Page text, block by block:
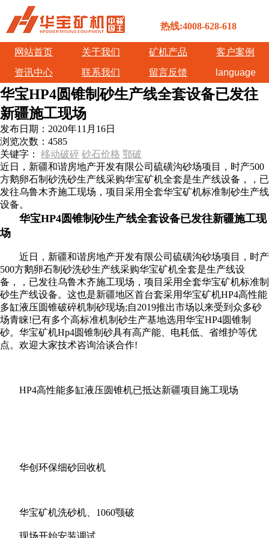
热线:4008-628-618
网站首页 关于我们 矿机产品
客户案例
资讯中心
联系我们 留言反馈 language
华宝HP4圆锥制砂生产线全套设备已发往
新疆施工现场
发布日期： 2020年11月16日
浏览次数： 4585
关键字： 移动破碎 砂石价格 鄂破
近日，新疆和谐房地产开发有限公司硫磺沟砂场项目，时产500
方鹅卵石制砂洗砂生产线采购华宝矿机全套是生产线设备，，已
发往乌鲁木齐施工现场，项目采用全套华宝矿机标准制砂生产线
设备。
华宝HP4圆锥制砂生产线全套设备已发往新疆施工现
场
近日，新疆和谐房地产开发有限公司硫磺沟砂场项目，时产
500方鹅卵石制砂洗砂生产线采购华宝矿机全套是生产线设
备，，已发往乌鲁木齐施工现场，项目采用全套华宝矿机标准制
砂生产线设备。这也是新疆地区首台套采用华宝矿机HP4高性能
多缸液压圆锥破碎机制砂现场;自2019推出市场以来受到众多砂
场青睐!已有多个高标准机制砂生产基地选用华宝HP4圆锥制
砂。华宝矿机Hp4圆锥制砂具有高产能、电耗低、省维护等优
点。欢迎大家技术咨询洽谈合作!
HP4高性能多缸液压圆锥机已抵达新疆项目施工现场
华创环保细砂回收机
华宝矿机洗砂机、1060颚破
现场开始安装调试